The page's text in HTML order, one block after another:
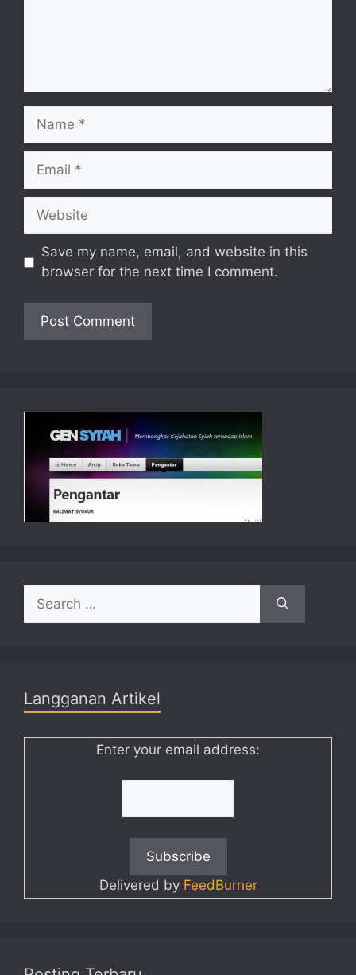
Name
Email
Website
Save my name, email, and website in this
browser for the next time I comment.
for:
Langganan Artikel
Enter your email address:
Delivered by FeedBurner